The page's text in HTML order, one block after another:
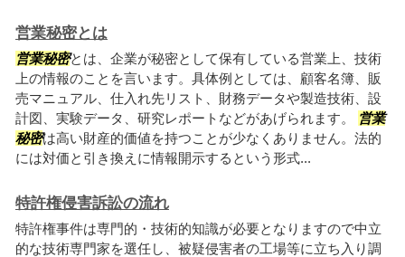
営業秘密とは
営業秘密とは、企業が秘密として保有している営業上、技術
上の情報のことを言います。具体例としては、顧客名簿、販
売マニュアル、仕入れ先リスト、財務データや製造技術、設
計図、実験データ、研究レポートなどがあげられます。
営業
秘密は高い財産的価値を持つことが少なくありません。法的
には対価と引き換えに情報開示するという形式...
特許権侵害訴訟の流れ
特許権事件は専門的・技術的知識が必要となりますので中立
的な技術専門家を選任し、被疑侵害者の工場等に立ち入り調